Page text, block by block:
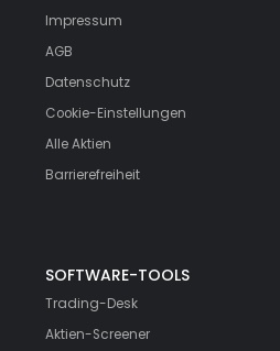
Impressum
AGB
Datenschutz
Cookie-Einstellungen
Alle Aktien
Barrierefreiheit
SOFTWARE-TOOLS
Trading-Desk
Aktien-Screener